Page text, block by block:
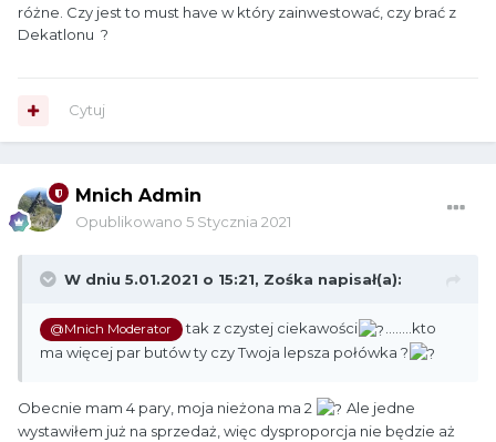
różne. Czy jest to must have w który zainwestować, czy brać z
Dekatlonu ?
Cytuj
Mnich Admin
Opublikowano 5 Stycznia 2021
W dniu 5.01.2021 o 15:21, Zośka napisał(a):
@Mnich Moderator tak z czystej ciekawości
........kto
ma więcej par butów ty czy Twoja lepsza połówka ?
Obecnie mam 4 pary, moja nieżona ma 2
Ale jedne
wystawiłem już na sprzedaż, więc dysproporcja nie będzie aż